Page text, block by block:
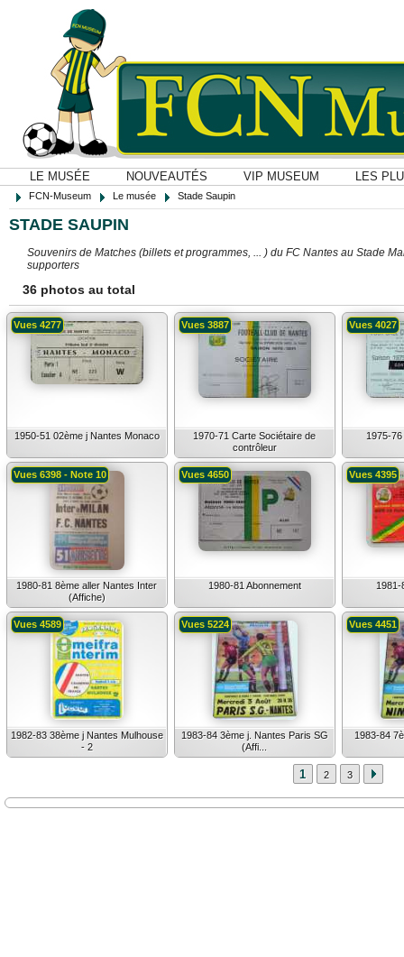
LE MUSÉE NOUVEAUTÉS VIP MUSEUM LES
FCN-Museum Le musée Stade Saupin
STADE SAUPIN
Souvenirs de Matches (billets et programmes, ... ) du FC Nantes au Stade
supporters
36 photos au total
1950-51 02ème j Nantes Monaco
Vues 4277
1970-71 Carte Sociétaire de
contrôleur
Vues 3887
1975-
Vues 4027
1980-81 8ème aller Nantes Inter
(Affiche)
Vues 6398 - Note 10
1980-81 Abonnement
Vues 4650
1981-
Vues 4395
1982-83 38ème j Nantes Mulhouse
- 2
Vues 4589
1983-84 3ème j. Nantes Paris SG
(Affi...
Vues 5224
1983-84
Vues 4451
1 2 3